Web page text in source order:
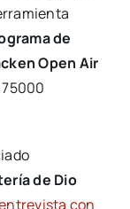
de
Open Air
de Dio
con